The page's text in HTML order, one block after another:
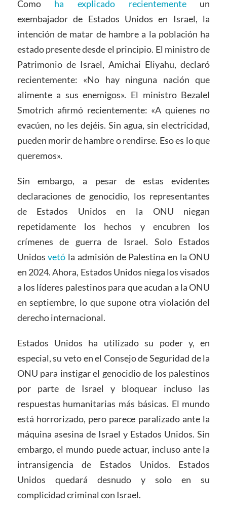
Como ha explicado recientementeun
exembajador de Estados Unidos en Israel, la
intención de matar de hambre a la población ha
estado presente desde el principio. El ministro de
Patrimonio de Israel, Amichai Eliyahu, declaró
recientemente: «No hay ninguna nación que
alimente a sus enemigos». El ministro Bezalel
Smotrich afirmó recientemente: «A quienes no
evacúen, no les dejéis. Sin agua, sin electricidad,
pueden morir de hambre o rendirse. Eso es lo que
queremos».
Sin embargo, a pesar de estas evidentes
declaraciones de genocidio, los representantes
de Estados Unidos en la ONU niegan
repetidamente los hechos y encubren los
crímenes de guerra de Israel. Solo Estados
Unidosvetó la admisión de Palestina en la ONU
en 2024. Ahora, Estados Unidos niega los visados
a los líderes palestinos para que acudan a la ONU
en septiembre, lo que supone otra violación del
derecho internacional.
Estados Unidos ha utilizado su poder y, en
especial, su veto en el Consejo de Seguridad de la
ONU para instigar el genocidio de los palestinos
por parte de Israel y bloquear incluso las
respuestas humanitarias más básicas. El mundo
está horrorizado, pero parece paralizado ante la
máquina asesina de Israel y Estados Unidos. Sin
embargo, el mundo puede actuar, incluso ante la
intransigencia de Estados Unidos. Estados
Unidos quedará desnudo y solo en su
complicidad criminal con Israel.